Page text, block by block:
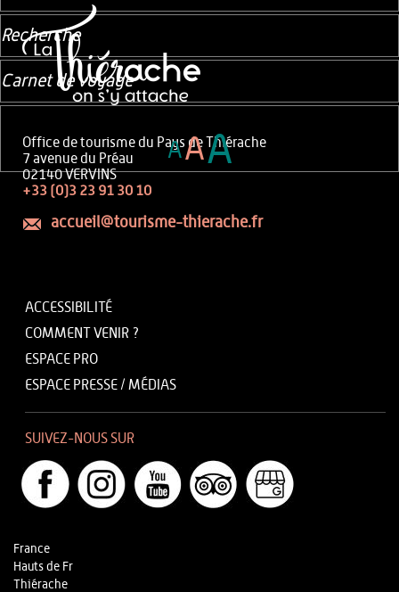
Office de tourisme du Pays de Thiérache
7 avenue du Préau
02140 VERVINS
+33 (0)3 23 91 30 10
accueil@tourisme-thierache.fr
ACCESSIBILITÉ
COMMENT VENIR ?
ESPACE PRO
ESPACE PRESSE / MÉDIAS
SUIVEZ-NOUS SUR
France
Hauts de Fr
Thiérache
Recherche
Carnet de voyage
AAA